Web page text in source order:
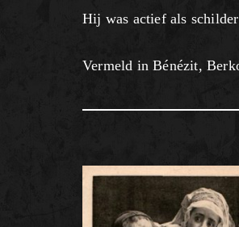
Hij was actief als
Vermeld in Bénézit,